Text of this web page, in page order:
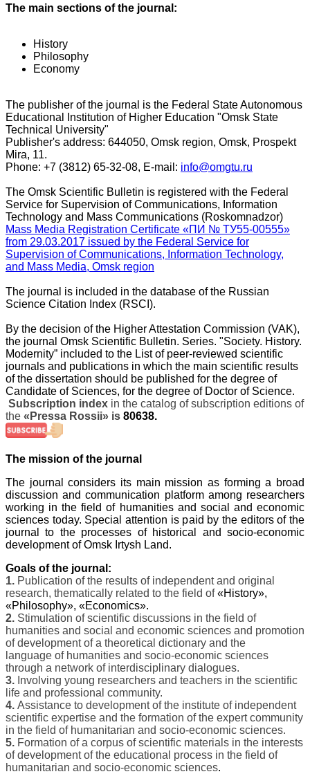
The main sections of the journal:
History
Philosophy
Economy
The publisher of the journal is the Federal State Autonomous
Educational Institution of Higher Education "Omsk State
Technical University"
Publisher's address: 644050, Omsk region, Omsk, Prospekt
Mira, 11.
Phone: +7 (3812) 65-32-08, E-mail: info@omgtu.ru
The Omsk Scientific Bulletin is registered with the Federal
Service for Supervision of Communications, Information
Technology and Mass Communications (Roskomnadzor)
Mass Media Registration Certificate «ПИ № ТУ55-00555»
from 29.03.2017 issued by the Federal Service for
Supervision of Communications, Information Technology,
and Mass Media, Omsk region
The journal is included in the database of the Russian
Science Citation Index (RSCI).
By the decision of the Higher Attestation Commission (VAK),
the journal Omsk Scientific Bulletin. Series. "Society. History.
Modernity” included to the List of peer-reviewed scientific
journals and publications in which the main scientific results
of the dissertation should be published for the degree of
Candidate of Sciences, for the degree of Doctor of Science.
Subscription index in the catalog of subscription editions of
the «Pressa Rossii» is 80638.
The mission of the journal
The journal considers its main mission as forming a broad
discussion and communication platform among researchers
working in the field of humanities and social and economic
sciences today. Special attention is paid by the editors of the
journal to the processes of historical and socio-economic
development of Omsk Irtysh Land.
Goals of the journal :
1. Publication of the results of independent and original
research, thematically related to the field of«History»,
«Philosophy», «Economics».
2. Stimulation of scientific discussions in the field of
humanities and social and economic sciences and promotion
of development of a theoretical dictionary and the
language of humanities and socio-economic sciences
through a network of interdisciplinary dialogues.
3. Involving young researchers and teachers in the scientific
life and professional community.
4. Assistance to development of the institute of independent
scientific expertise and the formation of the expert community
in the field of humanitarian and socio-economic sciences.
5. Formation of a corpus of scientific materials in the interests
of development of the educational process in the field of
humanitarian and socio-economic sciences.